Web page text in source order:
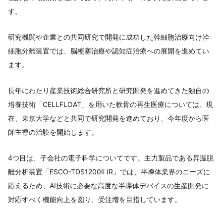
す。
研究機関や企業との共同研究で開発に成功した幹細胞治療向け幹
細胞分離装置では、脳梗塞治療や認知症治療への展開を進めてい
ます。
長年にわたり産業技術総合研究所と研究開発を進めてきた独自の
培養技術「CELLFLOAT」を用いた軟骨の再生医療については、現
在、東京大学などと共同で研究開発を進めており、今年度から医
師主導の治験を開始します。
4つ目は、子会社の電子科学についてです。主力製品である昇温脱
離分析装置「ESCO-TDS1200Ⅱ IR」では、半導体業界のニーズに
応えるため、AI技術に必要な高度な半導体デバイスの生産開発に
対応すべく機能向上を図り、受注増を目指しています。